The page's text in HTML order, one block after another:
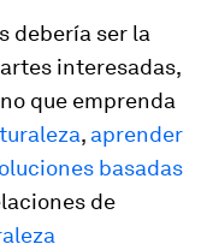
debería ser la
interesadas,
que emprenda
, aprender
basadas
de